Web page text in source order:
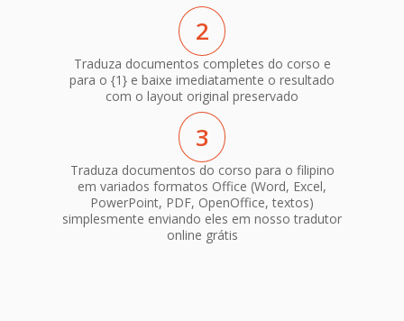
2
Traduza documentos completes do corso e
para o {1} e baixe imediatamente o resultado
com o layout original preservado
3
Traduza documentos do corso para o filipino
em variados formatos Office (Word, Excel,
PowerPoint, PDF, OpenOffice, textos)
simplesmente enviando eles em nosso tradutor
online grátis